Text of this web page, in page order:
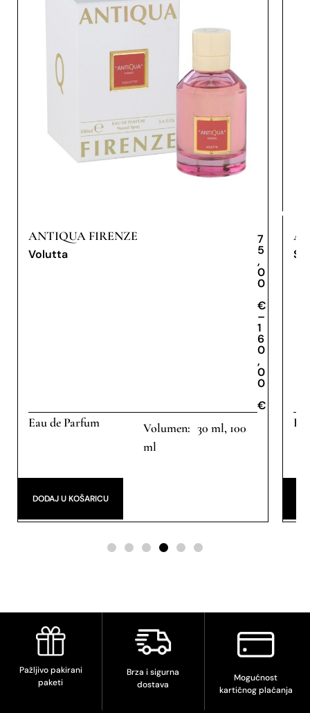
ANTIQUA FIRENZE
Volutta
7
5
,
0
0
€
–
1
6
0
,
0
0
€
Eau de Parfum
30 ml, 100
ml
DODAJ U KOŠARICU
Pažljivo pakirani
paketi
Brza i sigurna
dostava
Mogućnost
kartičnog plaćanja